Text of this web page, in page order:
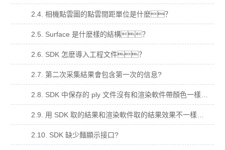
2.4. 相機點雲圖的點雲間距單位是什麽？
2.5. Surface 是什麽樣的結構？
2.6. SDK 怎麽導入工程文件？
2.7. 第二次采集結果會包含第一次的信息?
2.10. SDK 缺少麵顯示接口?